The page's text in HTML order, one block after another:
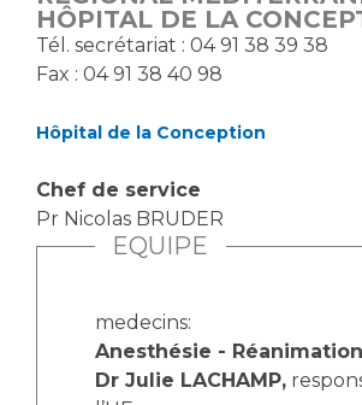
HÔPITAL DE LA
Tél. secrétariat : 04 91 38 39 38
Fax : 04 91 38 40 98
Hôpital de la Conception
Chef de service
Pr Nicolas BRUDER
EQUIPE
medecins:
Anesthésie - Réanimation
Dr Julie LACHAMP,